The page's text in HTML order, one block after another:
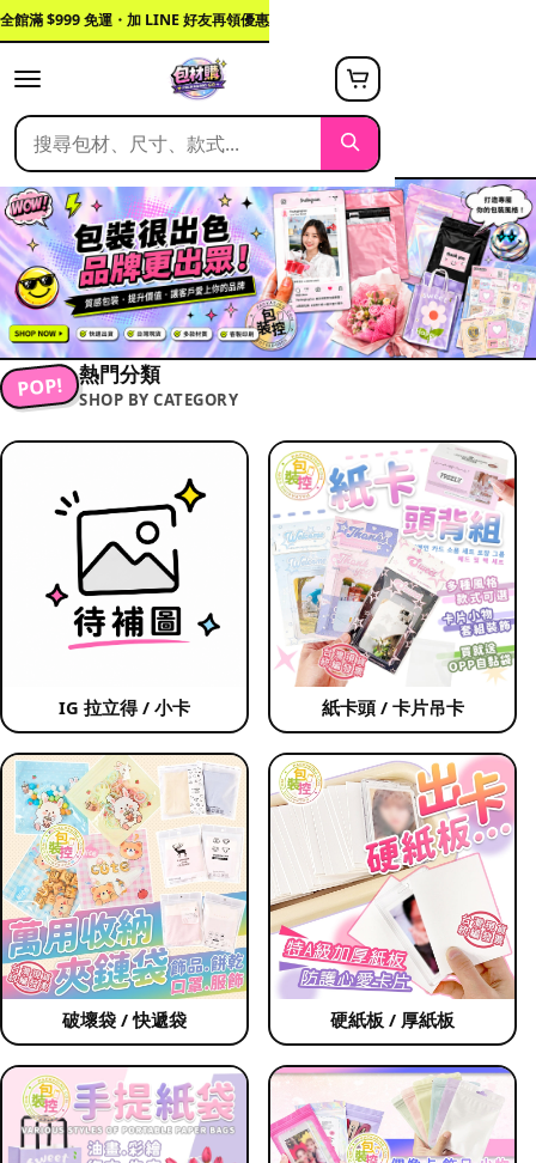
全館滿 $999 免運・加 LINE 好友再領優惠
POP! 熱門分類
SHOP BY CATEGORY
IG 拉立得 / 小卡 紙卡頭 / 卡片吊卡
破壞袋 / 快遞袋 硬紙板 / 厚紙板